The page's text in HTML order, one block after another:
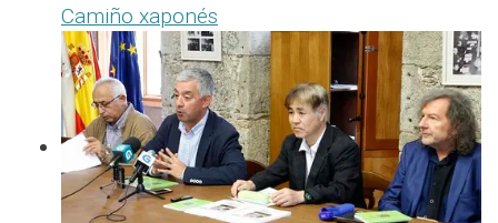
Camiño xaponés